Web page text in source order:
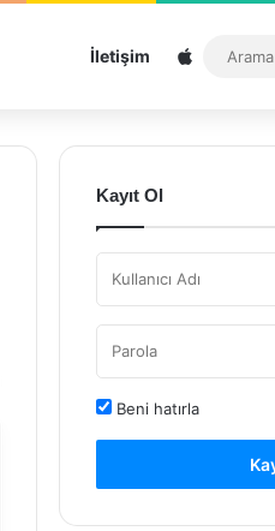
İletişim Sitemap
Kayıt Ol
Beni hatırla